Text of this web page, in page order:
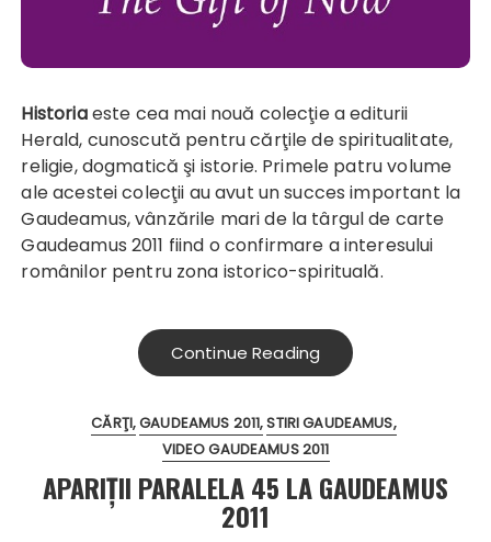
Historiaeste cea mai nouă colecţie a editurii
Herald, cunoscută pentru cărţile de spiritualitate,
religie, dogmatică şi istorie. Primele patru volume
ale acestei colecţii au avut un succes important la
Gaudeamus, vânzările mari de la târgul de carte
Gaudeamus 2011 fiind o confirmare a interesului
românilor pentru zona istorico-spirituală.
Continue Reading
CĂRŢI GAUDEAMUS 2011 STIRI GAUDEAMUS
VIDEO GAUDEAMUS 2011
APARIȚII PARALELA 45 LA GAUDEAMUS
2011